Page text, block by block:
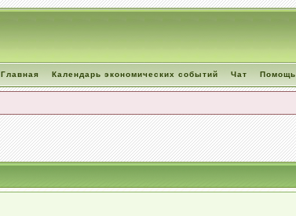
Главная Календарь экономических событий Чат Помощь